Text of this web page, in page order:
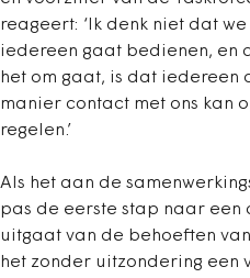
reageert: ‘Ik denk niet dat
iedereen gaat bedienen, en
het om gaat, is dat iedereen
manier contact met ons kan
regelen.’
Als het aan de
pas de eerste stap naar een
uitgaat van de behoeften
het zonder uitzondering een